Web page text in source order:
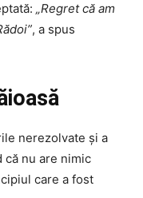
„Regret că am
, a spus
nerezolvate și a
că nu are nimic
care a fost